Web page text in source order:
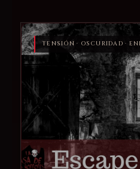
TENSIÓN · OSCURIDAD ·